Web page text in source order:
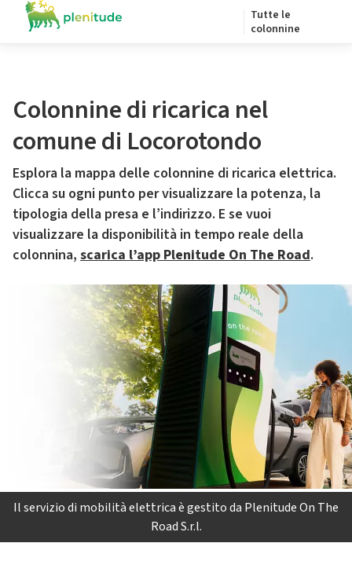
Tutte le
colonnine
Colonnine di ricarica nel
comune di Locorotondo
Esplora la mappa delle colonnine di ricarica elettrica.
Clicca su ogni punto per visualizzare la potenza, la
tipologia della presa e l’indirizzo. E se vuoi
visualizzare la disponibilità in tempo reale della
colonnina, scarica l’app Plenitude On The Road.
Il servizio di mobilità elettrica è gestito da Plenitude On The
Road S.r.l.